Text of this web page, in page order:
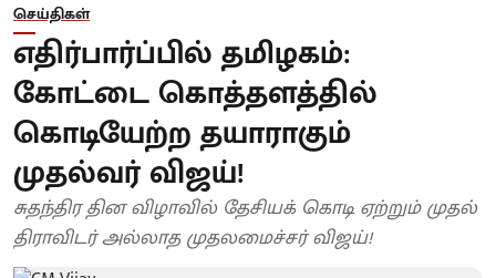
செய்திகள்
எதிர்பார்ப்பில் தமிழகம்:
கோட்டை கொத்தளத்தில்
கொடியேற்ற தயாராகும்
முதல்வர் விஜய்!
சுதந்திர தின விழாவில் தேசியக் கொடி ஏற்றும் முதல்
திராவிடர் அல்லாத முதலமைச்சர் விஜய்!